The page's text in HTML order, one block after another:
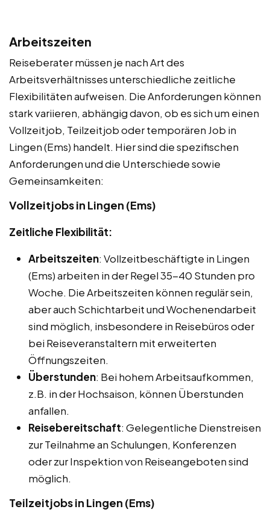
Arbeitszeiten
Reiseberater müssen je nach Art des
Arbeitsverhältnisses unterschiedliche zeitliche
Flexibilitäten aufweisen. Die Anforderungen können
stark variieren, abhängig davon, ob es sich um einen
Vollzeitjob, Teilzeitjob oder temporären Job in
Lingen (Ems) handelt. Hier sind die spezifischen
Anforderungen und die Unterschiede sowie
Gemeinsamkeiten:
Vollzeitjobs in Lingen (Ems)
Zeitliche Flexibilität:
Arbeitszeiten: Vollzeitbeschäftigte in Lingen
(Ems) arbeiten in der Regel 35-40 Stunden pro
Woche. Die Arbeitszeiten können regulär sein,
aber auch Schichtarbeit und Wochenendarbeit
sind möglich, insbesondere in Reisebüros oder
bei Reiseveranstaltern mit erweiterten
Öffnungszeiten.
Überstunden: Bei hohem Arbeitsaufkommen,
z.B. in der Hochsaison, können Überstunden
anfallen.
Reisebereitschaft: Gelegentliche Dienstreisen
zur Teilnahme an Schulungen, Konferenzen
oder zur Inspektion von Reiseangeboten sind
möglich.
Teilzeitjobs in Lingen (Ems)